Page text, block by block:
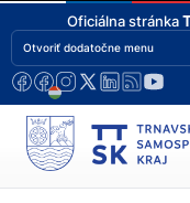
Oficiálna stránka
Otvoriť dodatočne menu